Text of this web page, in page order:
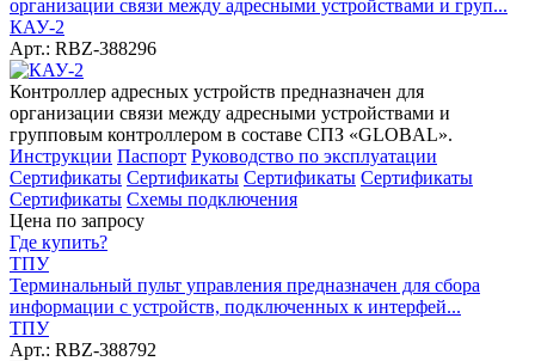
организации связи между адресными устройствами и груп...
КАУ-2
Арт.: RBZ-388296
Контроллер адресных устройств предназначен для
организации связи между адресными устройствами и
групповым контроллером в составе СПЗ «GLOBAL».
Инструкции Паспорт Руководство по эксплуатации
Сертификаты Сертификаты Сертификаты Сертификаты
Сертификаты Схемы подключения
Цена по запросу
Где купить?
ТПУ
Терминальный пульт управления предназначен для сбора
информации с устройств, подключенных к интерфей...
ТПУ
Арт.: RBZ-388792